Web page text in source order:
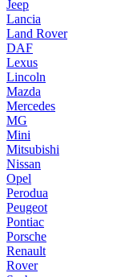
Jeep
Lancia
Land Rover
DAF
Lexus
Lincoln
Mazda
Mercedes
MG
Mini
Mitsubishi
Nissan
Opel
Perodua
Peugeot
Pontiac
Porsche
Renault
Rover